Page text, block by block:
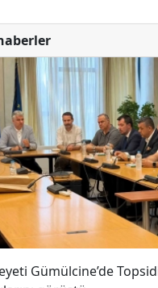
Gümülcine’de